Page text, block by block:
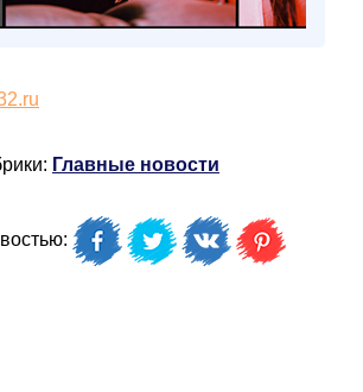
Главные новости